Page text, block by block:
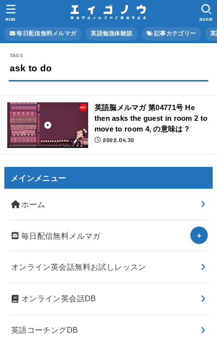
毎日配信無料メルマガ 英語勉強体験談 記事カテゴリー
SEARCH
MENU
ask to do
英語脳メルマガ 第04771号 He
then asks the guest in room 2 to
move to room 4, の意味は？
2022.04.30
メインメニュー
ホーム
毎日配信無料メルマガ
オンライン英会話無料お試しレッスン
オンライン英会話DB
英語コーチングDB